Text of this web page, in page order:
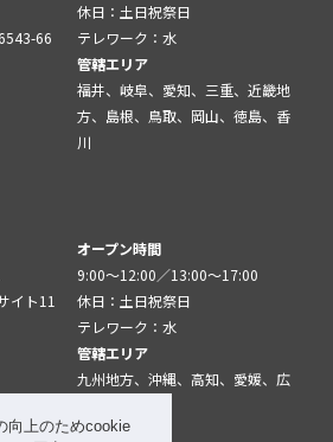
向上のためcookie
66
休日：土日祝祭日
テレワーク：水
管轄エリア
福井、岐阜、愛知、三重、近畿地
方、島根、鳥取、岡山、徳島、香
川
イト11
オープン時間
9:00～12:00／13:00～17:00
休日：土日祝祭日
テレワーク：水
管轄エリア
九州地方、沖縄、高知、愛媛、広